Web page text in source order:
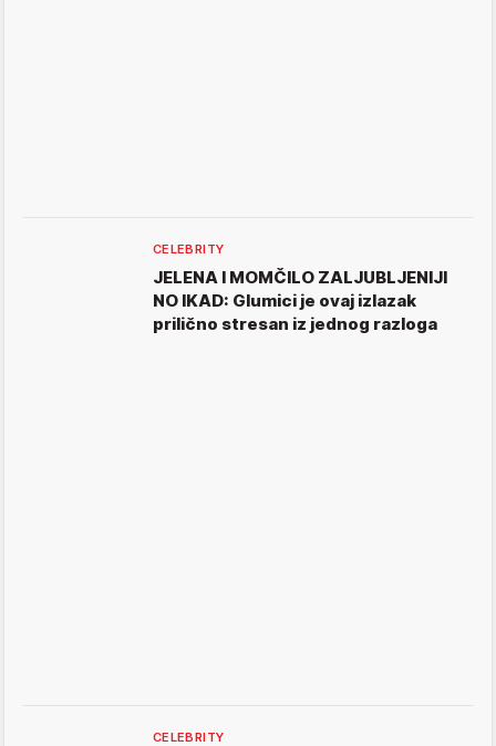
CELEBRITY
JELENA I MOMČILO ZALJUBLJENIJI
NO IKAD: Glumici je ovaj izlazak
prilično stresan iz jednog razloga
CELEBRITY